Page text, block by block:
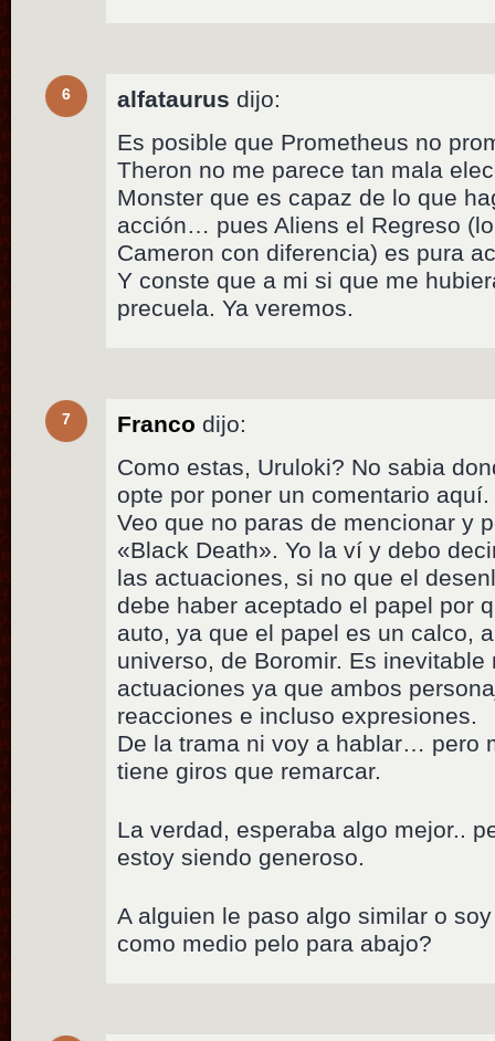
6 alfataurus dijo:
Es posible que Prometheus no
Theron no me parece tan mala
Monster que es capaz de lo que
acción… pues Aliens el Regreso
Cameron con diferencia) es pura
Y conste que a mi si que me
precuela. Ya veremos.
7 Franco dijo:
Como estas, Uruloki? No sabia
opte por poner un comentario aquí.
Veo que no paras de mencionar y
«Black Death». Yo la ví y debo
las actuaciones, si no que el
debe haber aceptado el papel por
auto, ya que el papel es un calco,
universo, de Boromir. Es inevitable
actuaciones ya que ambos
reacciones e incluso expresiones.
De la trama ni voy a hablar… pero
tiene giros que remarcar.
La verdad, esperaba algo mejor..
estoy siendo generoso.
A alguien le paso algo similar o
como medio pelo para abajo?